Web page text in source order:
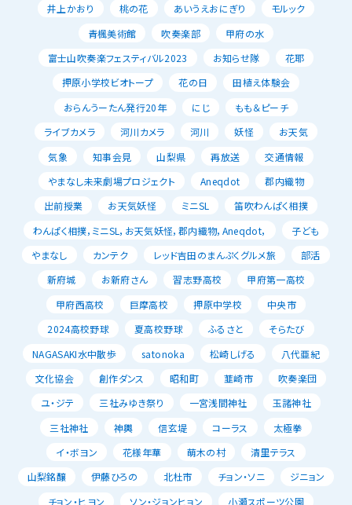
井上かおり
桃の花 あいうえおにぎり
モルック
青楓美術館
吹奏楽部
甲府の水
富士山吹奏楽フェスティバル2023
お知らせ隊
花耶
押原小学校ビオトープ
花の日
田植え体験会
おらんうーたん発行20年
にじ
もも＆ピーチ
ライブカメラ
河川カメラ 河川 妖怪
お天気
気象
知事会見 山梨県 再放送
交通情報
やまなし未来劇場プロジェクト
Aneqdot
郡内織物
出前授業
お天気妖怪 ミニSL
笛吹わんぱく相撲
わんぱく相撲，ミニSL，お天気妖怪，郡内織物，Aneqdot，
子ども
やまなし
カンテク レッド吉田のまんぷくグルメ旅
部活
新府城
お新府さん 習志野高校
甲府第一高校
甲府西高校
巨摩高校 押原中学校
中央市
2024高校野球
夏高校野球 ふるさと
そらたび
NAGASAKI水中散歩
satonoka 松崎しげる
八代亜紀
文化協会
創作ダンス 昭和町 韮崎市
吹奏楽団
ユ・ジテ
三社みゆき祭り 一宮浅間神社
玉諸神社
三社神社
神輿 信玄堤 コーラス
太極拳
イ・ボヨン
花様年華 萌木の村
清里テラス
山梨銘醸
伊藤ひろの 北杜市 チョン・ソニ
ジニョン
チョン・ヒヨン
ソン・ジョンヒョン 小瀬スポーツ公園